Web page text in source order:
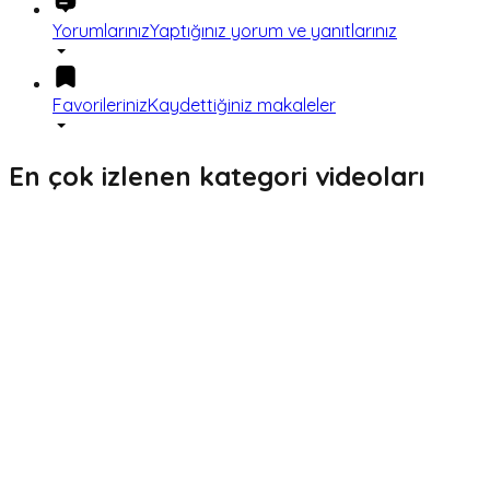
YorumlarınızYaptığınız yorum ve yanıtlarınız
FavorilerinizKaydettiğiniz makaleler
En çok izlenen kategori videoları